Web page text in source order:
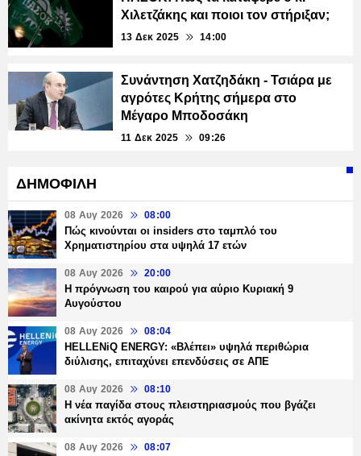
Χιλετζάκης και ποιοι τον στήριξαν;
13 Δεκ 2025 14:00
Συνάντηση Χατζηδάκη - Τσιάρα με
αγρότες Κρήτης σήμερα στο
Μέγαρο Μποδοσάκη
11 Δεκ 2025 09:26
ΔΗΜΟΦΙΛΗ
08 Αυγ 2026 08:00
Πώς κινούνται οι insiders στο ταμπλό του
Χρηματιστηρίου στα υψηλά 17 ετών
08 Αυγ 2026 20:00
Η πρόγνωση του καιρού για αύριο Κυριακή 9
Αυγούστου
08 Αυγ 2026 08:04
HELLENiQ ENERGY: «Βλέπει» υψηλά περιθώρια
διύλισης, επιταχύνει επενδύσεις σε ΑΠΕ
08 Αυγ 2026 08:10
Η νέα παγίδα στους πλειστηριασμούς που βγάζει
ακίνητα εκτός αγοράς
08 Αυγ 2026 08:07